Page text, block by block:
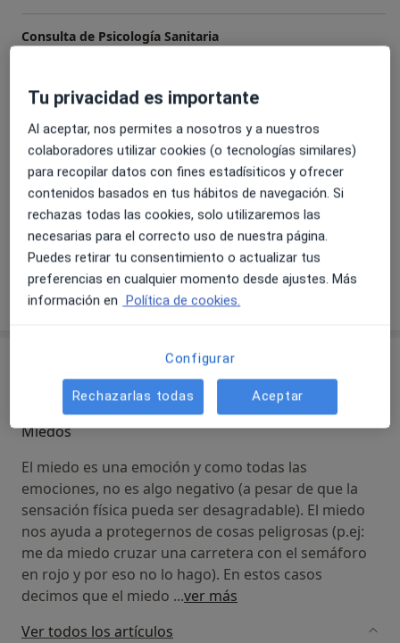
Consulta de Psicología Sanitaria
Consulta psicológica online
70 € Detalles
Entrevista preconsulta gratuita
Servicio gratuito Detalles
+ 8 servicios
¿Cómo funcionan los precios?
Miedos
El miedo es una emoción y como todas las
emociones, no es algo negativo (a pesar de que la
sensación física pueda ser desagradable). El miedo
nos ayuda a protegernos de cosas peligrosas (p.ej:
me da miedo cruzar una carretera con el semáforo
en rojo y por eso no lo hago). En estos casos
decimos que el miedo ...ver más
Ver todos los artículos
Tu privacidad es importante
Al aceptar, nos permites a nosotros y a nuestros
colaboradores utilizar cookies (o tecnologías similares)
para recopilar datos con fines estadísiticos y ofrecer
contenidos basados en tus hábitos de navegación. Si
rechazas todas las cookies, solo utilizaremos las
necesarias para el correcto uso de nuestra página.
Puedes retirar tu consentimiento o actualizar tus
preferencias en cualquier momento desde ajustes. Más
información en Política de cookies.
Configurar
Rechazarlas todas Aceptar